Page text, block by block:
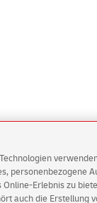
personenbezogene
Erlebnis zu
auch die Erstellung